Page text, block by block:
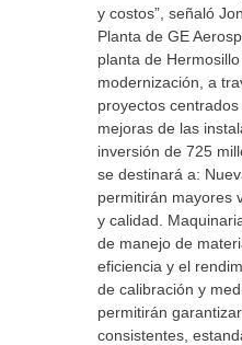
y costos”, señaló
Planta de GE
planta de
modernización, a
proyectos centrados
mejoras de las
inversión de 725
se destinará a:
permitirán mayores
y calidad.
de manejo de
eficiencia y el
de calibración y
permitirán
consistentes,